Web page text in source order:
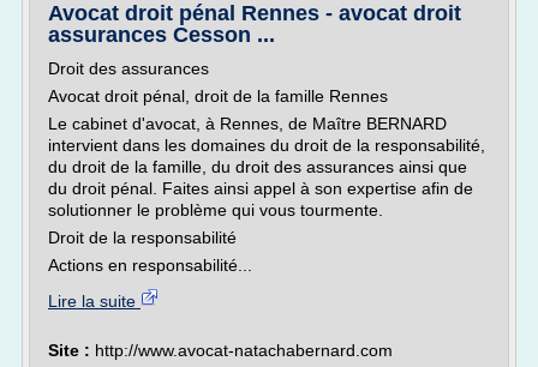
Avocat droit pénal Rennes - avocat droit
assurances Cesson ...
Droit des assurances
Avocat droit pénal, droit de la famille Rennes
Le cabinet d'avocat, à Rennes, de Maître BERNARD
intervient dans les domaines du droit de la responsabilité,
du droit de la famille, du droit des assurances ainsi que
du droit pénal. Faites ainsi appel à son expertise afin de
solutionner le problème qui vous tourmente.
Droit de la responsabilité
Actions en responsabilité...
Lire la suite
Site : http://www.avocat-natachabernard.com